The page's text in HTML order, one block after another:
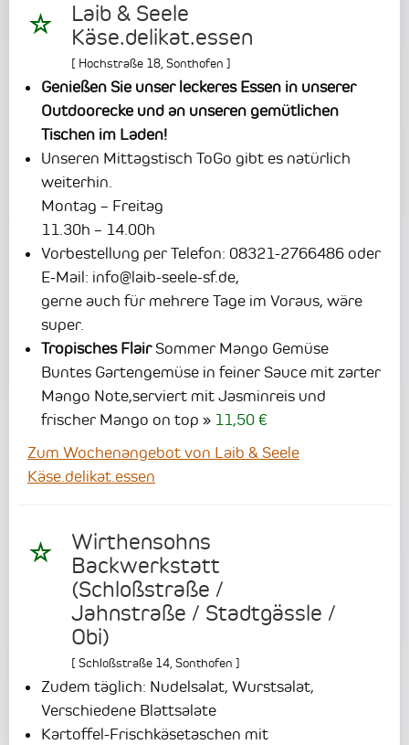
Laib & Seele
Käse.delikat.essen
[ Hochstraße 18 Sonthofen ]
Genießen Sie unser leckeres Essen in unserer
Outdoorecke und an unseren gemütlichen
Tischen im Laden!
Unseren Mittagstisch ToGo gibt es natürlich
weiterhin.
Montag – Freitag
11.30h – 14.00h
Vorbestellung per Telefon: 08321-2766486 oder
E-Mail: info@laib-seele-sf.de,
gerne auch für mehrere Tage im Voraus, wäre
super.
Tropisches FlairSommer Mango Gemüse
Buntes Gartengemüse in feiner Sauce mit zarter
Mango Note,serviert mit Jasminreis und
frischer Mango on top
11,50 €
Zum Wochenangebot von Laib & Seele
Käse.delikat.essen
Wirthensohns
Backwerkstatt
(Schloßstraße /
Jahnstraße / Stadtgässle /
Obi)
[ Schloßstraße 14,Sonthofen ]
Zudem täglich: Nudelsalat, Wurstsalat,
Verschiedene Blattsalate
Kartoffel-Frischkäsetaschen mit